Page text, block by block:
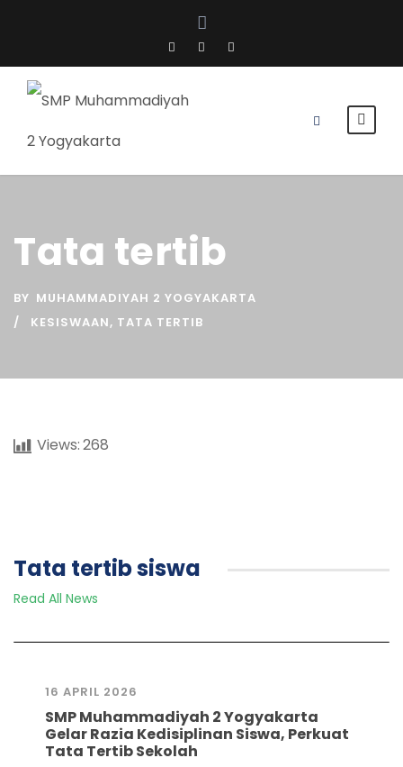
Tata tertib
BY MUHAMMADIYAH 2 YOGYAKARTA
KESISWAAN, TATA TERTIB
Views:268
Tata tertib siswa
Read All News
16 APRIL 2026
SMP Muhammadiyah 2 Yogyakarta
Gelar Razia Kedisiplinan Siswa, Perkuat
Tata Tertib Sekolah